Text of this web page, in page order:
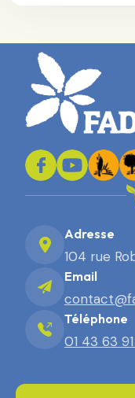
Adresse
104 rue
Email
Téléphone
01 43 63 91